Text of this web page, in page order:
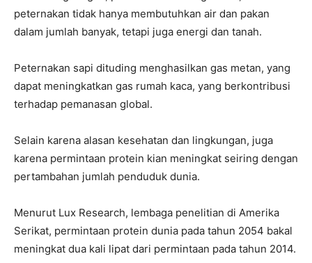
peternakan tidak hanya membutuhkan air dan pakan
dalam jumlah banyak, tetapi juga energi dan tanah.
Peternakan sapi dituding menghasilkan gas metan, yang
dapat meningkatkan gas rumah kaca, yang berkontribusi
terhadap pemanasan global.
Selain karena alasan kesehatan dan lingkungan, juga
karena permintaan protein kian meningkat seiring dengan
pertambahan jumlah penduduk dunia.
Menurut Lux Research, lembaga penelitian di Amerika
Serikat, permintaan protein dunia pada tahun 2054 bakal
meningkat dua kali lipat dari permintaan pada tahun 2014.